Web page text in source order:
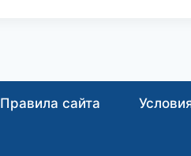
Правила сайта